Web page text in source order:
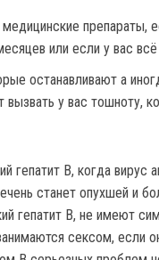
препараты,
или если у вас
останавливают а
у вас тошноту,
гепатит В, когда
станет опухшей и
гепатит В, не имеют
сексом, если